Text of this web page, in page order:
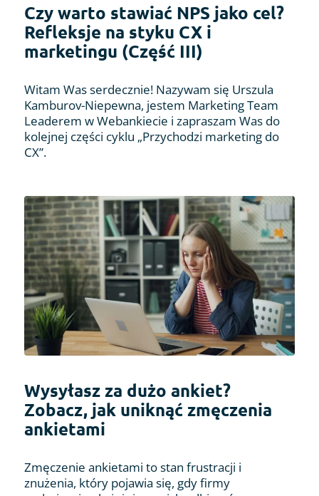
Czy warto stawiać NPS jako cel?
Refleksje na styku CX i
marketingu (Część III)
Witam Was serdecznie! Nazywam się Urszula
Kamburov-Niepewna, jestem Marketing Team
Leaderem w Webankiecie i zapraszam Was do
kolejnej części cyklu „Przychodzi marketing do
CX”.
Wysyłasz za dużo ankiet?
Zobacz, jak uniknąć zmęczenia
ankietami
Zmęczenie ankietami to stan frustracji i
znużenia, który pojawia się, gdy firmy